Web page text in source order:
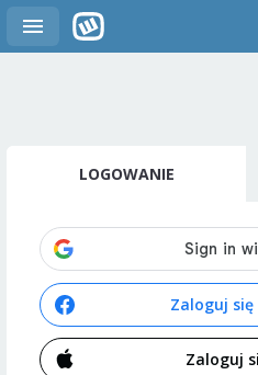
LOGOWANIE
Zaloguj się
Zaloguj